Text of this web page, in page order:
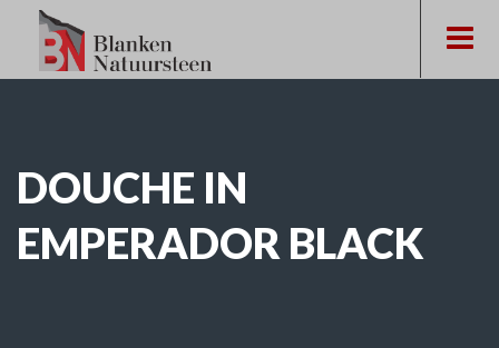
DOUCHE IN
EMPERADOR BLACK